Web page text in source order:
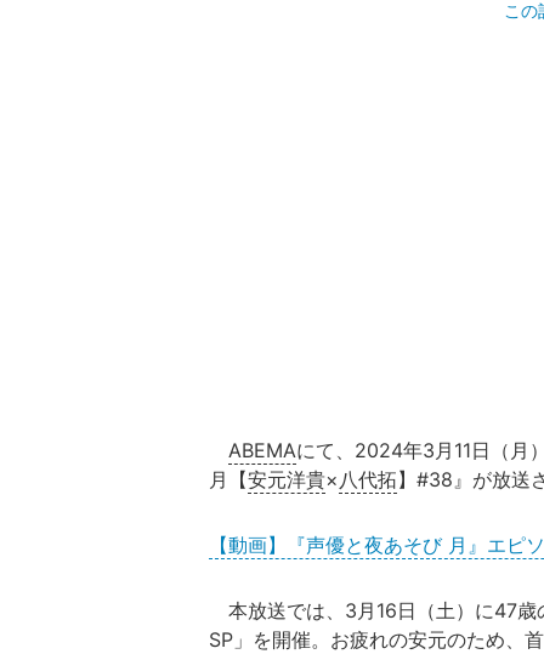
この
ABEMAにて、2024年3月11日（月
月【安元洋貴× 八代拓】#38』が放送
【動画】『声優と夜あそび 月』エピ
本放送では、3月16日（土）に47歳
SP」を開催。お疲れの安元のため、